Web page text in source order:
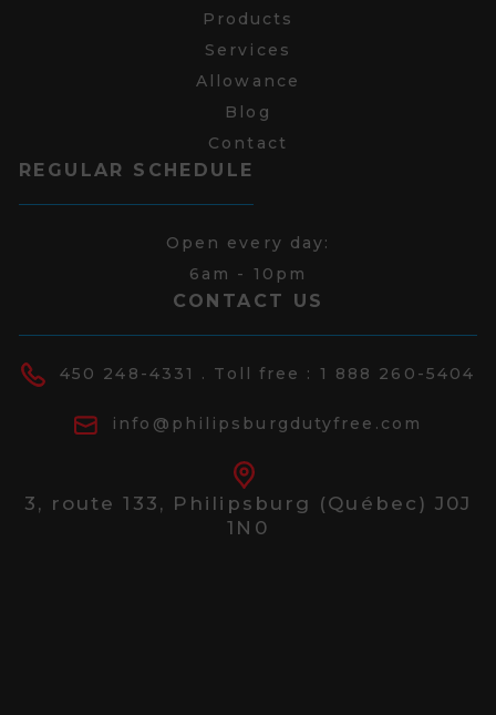
Products
Services
Allowance
Blog
Contact
REGULAR SCHEDULE
Open every day:
6am - 10pm
CONTACT US
450 248-4331 . Toll free : 1 888 260-5404
info@philipsburgdutyfree.com
3, route 133, Philipsburg (Québec) J0J
1N0